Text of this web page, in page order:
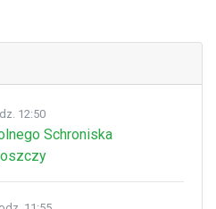
12:50
Schroniska